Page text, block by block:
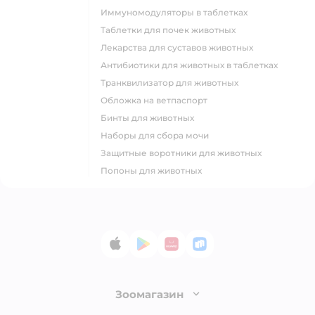
Иммуномодуляторы в таблетках
Таблетки для почек животных
Лекарства для суставов животных
Антибиотики для животных в таблетках
Транквилизатор для животных
Обложка на ветпаспорт
Бинты для животных
Наборы для сбора мочи
Защитные воротники для животных
Попоны для животных
App StoreGoogle Play
AppGallery
RuStore
Зоомагазин